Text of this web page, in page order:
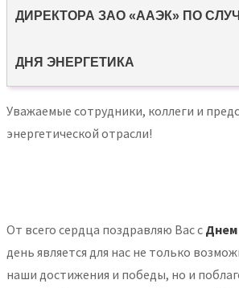
ДИРЕКТОРА ЗАО «ААЭК» ПО
ДНЯ ЭНЕРГЕТИКА
Уважаемые сотрудники, коллеги и
энергетической отрасли!
От всего сердца поздравляю Вас с Днем
день является для нас не только
наши достижения и победы, но и